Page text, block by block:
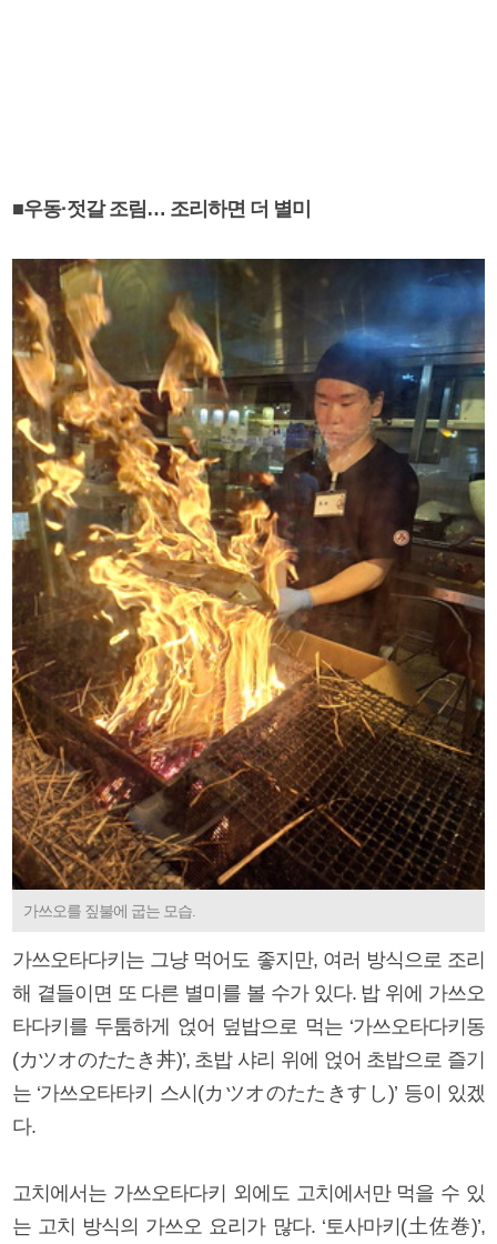
■우동·젓갈 조림… 조리하면 더 별미
가쓰오를 짚불에 굽는 모습.
가쓰오타다키는 그냥 먹어도 좋지만, 여러 방식으로 조리
해 곁들이면 또 다른 별미를 볼 수가 있다. 밥 위에 가쓰오
타다키를 두툼하게 얹어 덮밥으로 먹는 ‘가쓰오타다키동
(カツオのたたき丼)’, 초밥 샤리 위에 얹어 초밥으로 즐기
는 ‘가쓰오타타키 스시(カツオのたたきすし)’ 등이 있겠
다.
고치에서는 가쓰오타다키 외에도 고치에서만 먹을 수 있
는 고치 방식의 가쓰오 요리가 많다. ‘토사마키(土佐巻)’,